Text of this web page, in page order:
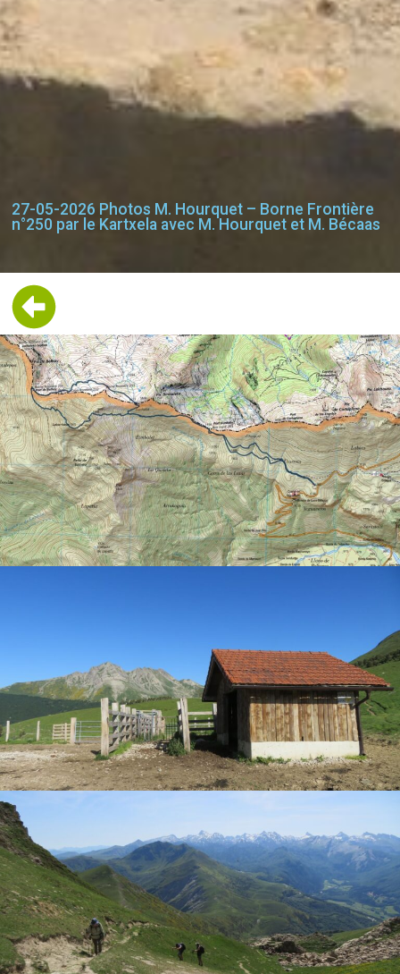
27-05-2026 Photos M. Hourquet – Borne Frontière
n°250 par le Kartxela avec M. Hourquet et M. Bécaas